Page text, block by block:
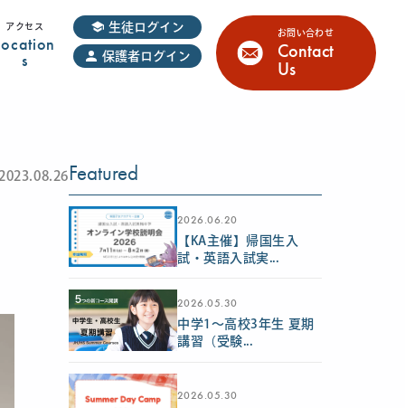
生徒ログイン
保護者ログイン
アクセス
s
お問い合わせ
Contact
Us
2023.08.26 Featured
2026.06.20
【KA主催】帰国生入
試・英語入試実...
2026.05.30
中学1〜高校3年生 夏期
講習（受験...
2026.05.30